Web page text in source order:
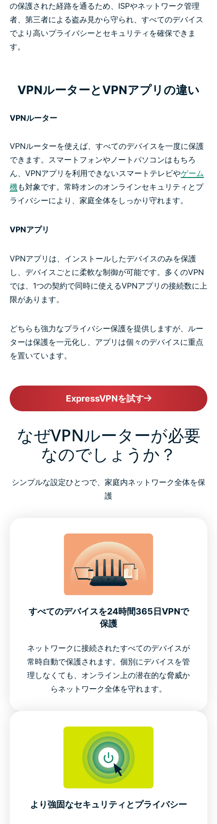
の保護された経路を通るため、ISPやネットワーク管理
者、第三者による盗み見から守られ、すべてのデバイス
でより高いプライバシーとセキュリティを確保できま
す。
VPNルーターとVPNアプリの違い
VPNルーター
VPNルーターを使えば、すべてのデバイスを一度に保護
できます。スマートフォンやノートパソコンはもちろ
ん、VPNアプリを利用できないスマートテレビやゲーム
機も対象です。常時オンのオンラインセキュリティとプ
ライバシーにより、家庭全体をしっかり守れます。
VPNアプリ
VPNアプリは、インストールしたデバイスのみを保護
し、デバイスごとに柔軟な制御が可能です。多くのVPN
では、1つの契約で同時に使えるVPNアプリの接続数に上
限があります。
どちらも強力なプライバシー保護を提供しますが、ルー
ターは保護を一元化し、アプリは個々のデバイスに重点
を置いています。
ExpressVPNを試す
なぜVPNルーターが必要
なのでしょうか？
シンプルな設定ひとつで、家庭内ネットワーク全体を保
護
すべてのデバイスを24時間365日VPNで
保護
ネットワークに接続されたすべてのデバイスが
常時自動で保護されます。個別にデバイスを管
理しなくても、オンライン上の潜在的な脅威か
らネットワーク全体を守れます。
より強固なセキュリティとプライバシー